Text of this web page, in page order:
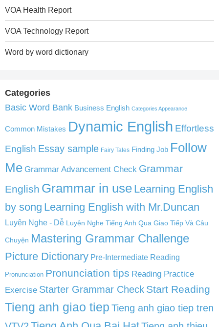
VOA Health Report
VOA Technology Report
Word by word dictionary
Categories
Basic Word Bank Business English Categories Appearance
Common Mistakes Dynamic English Effortless
English Essay sample Fairy Tales Finding Job Follow
Me Grammar Advancement Check Grammar
English Grammar in use Learning English
by song Learning English with Mr.Duncan
Luyện Nghe - Dễ Luyện Nghe Tiếng Anh Qua Giao Tiếp Và Câu
Chuyện Mastering Grammar Challenge
Picture Dictionary Pre-Intermediate Reading
Pronunciation Pronunciation tips Reading Practice
Exercise Starter Grammar Check Start Reading
Tieng anh giao tiep Tieng anh giao tiep tren